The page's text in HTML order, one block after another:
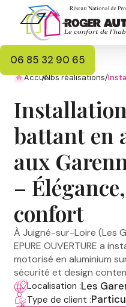
06 85 32 90 65
Accueil
/Nos réalisations/
battant en
aux
–
confort
À Juigné-sur-Loire (Les
EPURE OUVERTURE a
motorisé en aluminium
sécurité et design
Localisation :Les
Type de client :